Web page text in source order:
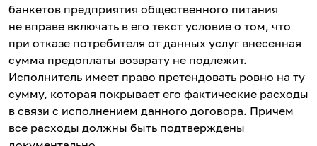
банкетов предприятия общественного питания
не вправе включать в его текст условие о том, что
при отказе потребителя от данных услуг внесенная
сумма предоплаты возврату не подлежит.
Исполнитель имеет право претендовать ровно на ту
сумму, которая покрывает его фактические расходы
в связи с исполнением данного договора. Причем
все расходы должны быть подтверждены